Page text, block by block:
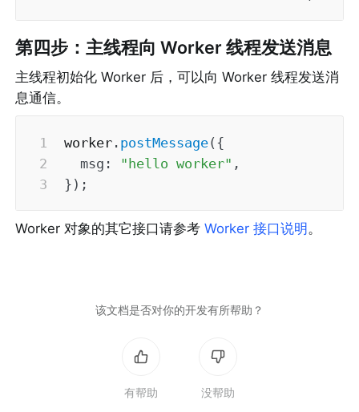
第四步：主线程向 Worker 线程发送消息
主线程初始化 Worker 后，可以向 Worker 线程发送消
息通信。
worker . postMessage( {
msg : "hello worker" ,
} ) ;
Worker 对象的其它接口请参考 Worker 接口说明。
该文档是否对你的开发有所帮助？
有帮助 没帮助